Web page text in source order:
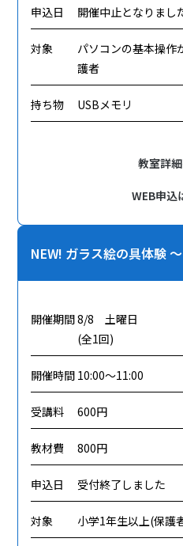
申込日 開催中止となりまし
対象
パソコンの基本操作
護者
持ち物 USBメモリ
教室詳
WEB申込
NEW! ガラス絵の具体験
開催期間8/8 土曜日
(全1回)
開催時間 10:00～11:00
受講料 600円
教材費 800円
申込日 受付終了しました
対象 小学1年生以上(保護